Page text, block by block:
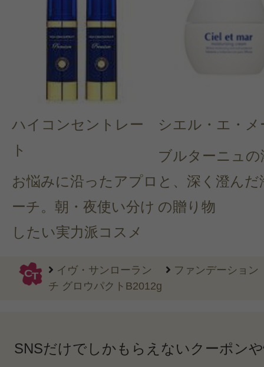
ハイコンセントレー
ト
お悩みに沿ったアプロ
ーチ。朝・夜使い分け
したい実力派コスメ
シエル・エ・メ
ブルターニュの
と、深く澄んだ
の贈り物
イヴ・サンローラン
ファンデーション
チ グロウパクトB2012g
SNSだけでしかもらえないクーポン